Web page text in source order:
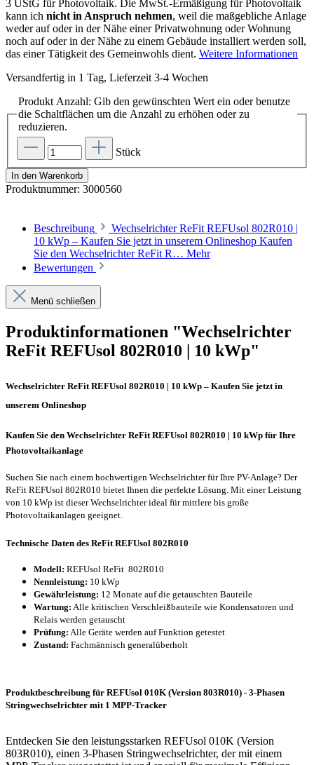
3 UStG für Photovoltaik. Die MwSt.-Ermäßigung für Photovoltaik
kann ich nicht in Anspruch nehmen, weil die maßgebliche Anlage
weder auf oder in der Nähe einer Privatwohnung oder Wohnung
noch auf oder in der Nähe zu einem Gebäude installiert werden soll,
das einer Tätigkeit des Gemeinwohls dient. Weitere Informationen
Versandfertig in 1 Tag, Lieferzeit 3-4 Wochen
Produkt Anzahl: Gib den gewünschten Wert ein oder benutze
die Schaltflächen um die Anzahl zu erhöhen oder zu
reduzieren.
Stück
In den Warenkorb
Produktnummer: 3000560
Beschreibung
Wechselrichter ReFit REFUsol 802R010 |
10 kWp – Kaufen Sie jetzt in unserem Onlineshop Kaufen
Sie den Wechselrichter ReFit R… Mehr
Bewertungen
Menü schließen
Produktinformationen "Wechselrichter
ReFit REFUsol 802R010 | 10 kWp"
Wechselrichter ReFit REFUsol 802R010 | 10 kWp – Kaufen Sie jetzt in
unserem Onlineshop
Kaufen Sie den Wechselrichter ReFit REFUsol 802R010 | 10 kWp für Ihre
Photovoltaikanlage
Suchen Sie nach einem hochwertigen Wechselrichter für Ihre PV-Anlage? Der
ReFit REFUsol 802R010 bietet Ihnen die perfekte Lösung. Mit einer Leistung
von 10 kWp ist dieser Wechselrichter ideal für mittlere bis große
Photovoltaikanlagen geeignet.
Technische Daten des ReFit REFUsol 802R010
Modell: REFUsol ReFit 802R010
Nennleistung: 10 kWp
Gewährleistung: 12 Monate auf die getauschten Bauteile
Wartung: Alle kritischen Verschleißbauteile wie Kondensatoren und
Relais werden getauscht
Prüfung: Alle Geräte werden auf Funktion getestet
Zustand: Fachmännisch generalüberholt
Produktbeschreibung für REFUsol 010K (Version 803R010) - 3-Phasen
Stringwechselrichter mit 1 MPP-Tracker
Entdecken Sie den leistungsstarken REFUsol 010K (Version
803R010), einen 3-Phasen Stringwechselrichter, der mit einem